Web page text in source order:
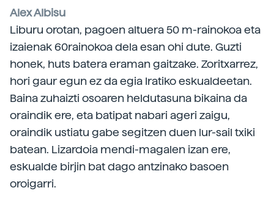
Alex Albisu
Liburu orotan, pagoen altuera 50 m-rainokoa eta
izaienak 60rainokoa dela esan ohi dute. Guzti
honek, huts batera eraman gaitzake. Zoritxarrez,
hori gaur egun ez da egia Iratiko eskualdeetan.
Baina zuhaizti osoaren heldutasuna bikaina da
oraindik ere, eta batipat nabari ageri zaigu,
oraindik ustiatu gabe segitzen duen lur-sail txiki
batean. Lizardoia mendi-magalen izan ere,
eskualde birjin bat dago antzinako basoen
oroigarri.